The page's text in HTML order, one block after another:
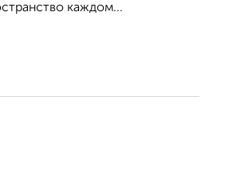
каждом...